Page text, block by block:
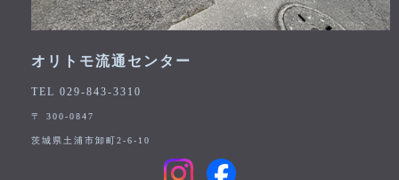
オリトモ流通センター
TEL 029-843-3310
〒 300-0847
茨城県土浦市卸町2-6-10